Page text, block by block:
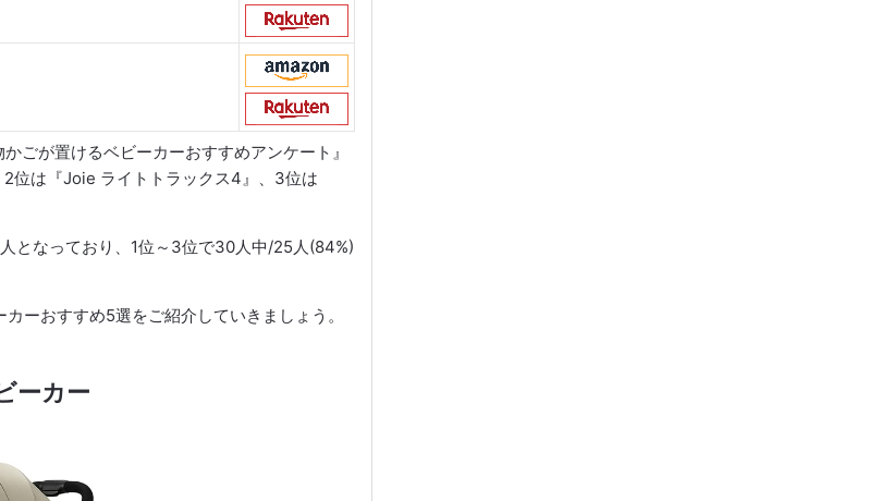
ごが置けるベビーカーおすすめアンケート』
2位は『Joie ライトトラックス4』、3位は
となっており、1位～3位で30人中/25人(84%)
ーおすすめ5選をご紹介していきましょう。
ーカー